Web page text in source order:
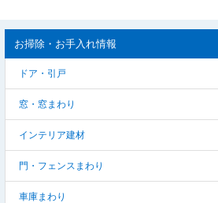
お掃除・お手入れ情報
ドア・引戸
窓・窓まわり
インテリア建材
門・フェンスまわり
車庫まわり